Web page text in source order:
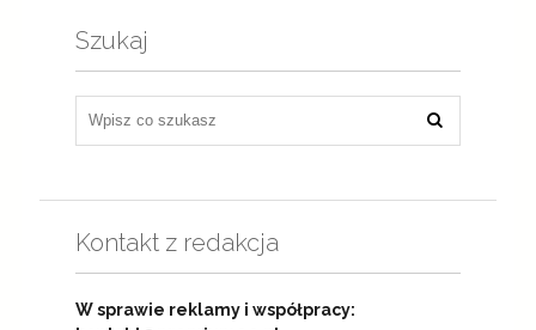
Szukaj
Kontakt z redakcja
W sprawie reklamy i współpracy: